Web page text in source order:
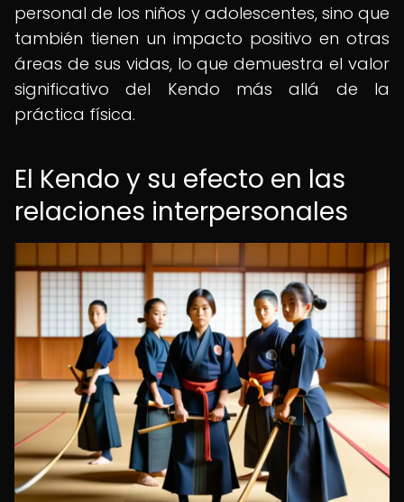
personal de los niños y adolescentes, sino que
también tienen un impacto positivo en otras
áreas de sus vidas, lo que demuestra el valor
significativo del Kendo más allá de la
práctica física.
El Kendo y su efecto en las
relaciones interpersonales